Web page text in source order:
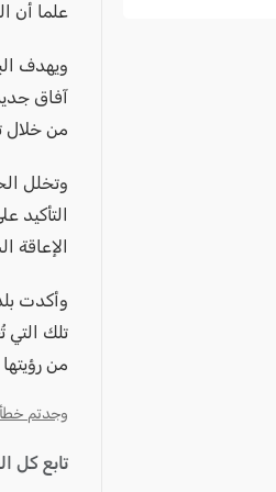
علما أن
ويهدف
آفاق
من خلال
وتخلل
التأكيد
الإعاقة
وأكدت
تلك
من
وجدتم
تابع كل